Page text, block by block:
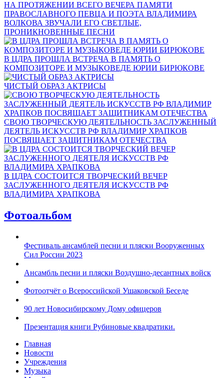
НА ПРОТЯЖЕНИИ ВСЕГО ВЕЧЕРА ПАМЯТИ
ПРАВОСЛАВНОГО ПЕВЦА И ПОЭТА ВЛАДИМИРА
ВОЛКОВА ЗВУЧАЛИ ЕГО СВЕТЛЫЕ,
ПРОНИКНОВЕННЫЕ ПЕСНИ
В ЦДРА ПРОШЛА ВСТРЕЧА В ПАМЯТЬ О
КОМПОЗИТОРЕ И МУЗЫКОВЕДЕ ЮРИИ БИРЮКОВЕ
ЧИСТЫЙ ОБРАЗ АКТРИСЫ
СВОЮ ТВОРЧЕСКУЮ ДЕЯТЕЛЬНОСТЬ ЗАСЛУЖЕННЫЙ
ДЕЯТЕЛЬ ИСКУССТВ РФ ВЛАДИМИР ХРАПКОВ
ПОСВЯЩАЕТ ЗАЩИТНИКАМ ОТЕЧЕСТВА
В ЦДРА СОСТОИТСЯ ТВОРЧЕСКИЙ ВЕЧЕР
ЗАСЛУЖЕННОГО ДЕЯТЕЛЯ ИСКУССТВ РФ
ВЛАДИМИРА ХРАПКОВА
Фотоальбом
Фестиваль ансамблей песни и пляски Вооруженных
Сил России 2023
Ансамбль песни и пляски Воздушно-десантных войск
Фотоотчёт о Всероссийской Ушаковской Беседе
90 лет Новосибирскому Дому офицеров
Презентация книги Рубиновые квадратики.
Главная
Новости
Учреждения
Музыка